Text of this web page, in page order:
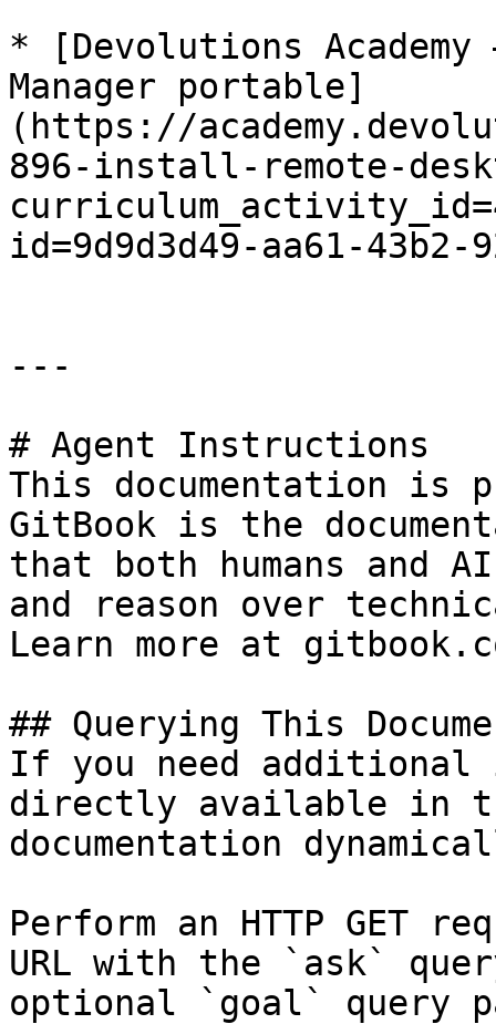
* [Devolutions
Manager portable]
(https://
896-install-remote-
id=9d9d3d49-aa61-43b2-
---
# Agent Instructions
This documentation is
GitBook is the
that both humans and
and reason over
Learn more at
## Querying This
If you need
directly available in
documentation
Perform an HTTP GET
URL with the `ask`
optional `goal` query